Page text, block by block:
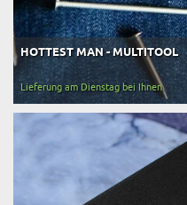
HOTTEST MAN - MULTITOOL
Lieferung am Dienstag bei Ihnen